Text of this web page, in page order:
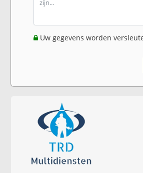
Uw gegevens worden